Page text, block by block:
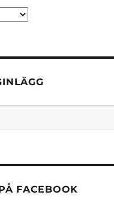
FACEBOOK